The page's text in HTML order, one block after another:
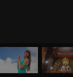
МАГАЗИН